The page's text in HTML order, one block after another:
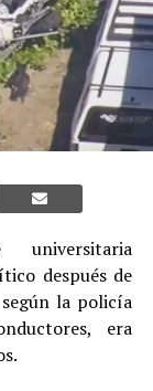
después de
la policía
era